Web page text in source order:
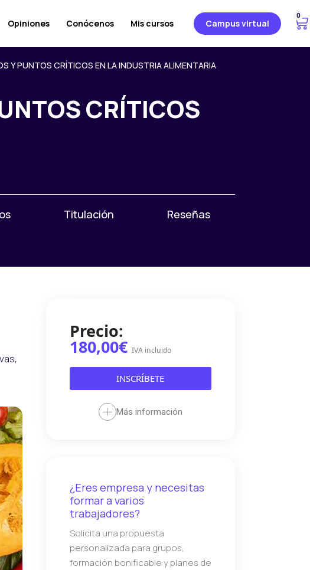
Opiniones Conócenos Mis cursos Campus virtual
0
C
a
r
Y PUNTOS CRÍTICOS EN LA INDUSTRIA ALIMENTARIA
CRÍTICOS
Titulación
Reseñas
Precio:
180,00€ IVA incluido
INSCRÍBETE
Más información
¿Eres empresa y necesitas
formar a varios
trabajadores?
Solicita una propuesta
personalizada para grupos,
formación bonificable y planes de